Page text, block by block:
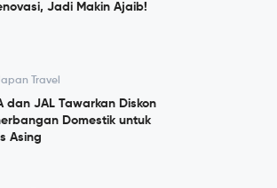
Jadi Makin Ajaib!
Travel
dan JAL Tawarkan Diskon
Domestik untuk
Asing